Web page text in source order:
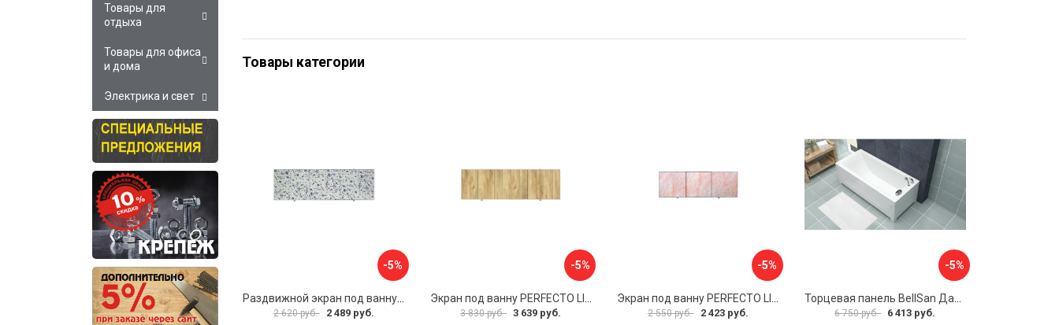
Товары категории
-5%
2 620 руб. 2 489 руб.
-5%
3 830 руб. 3 639 руб.
-5%
2 550 руб. 2 423 руб.
-5%
6 750 руб. 6 413 руб.
Товары для
отдыха
Товары для офиса
и дома
Электрика и свет